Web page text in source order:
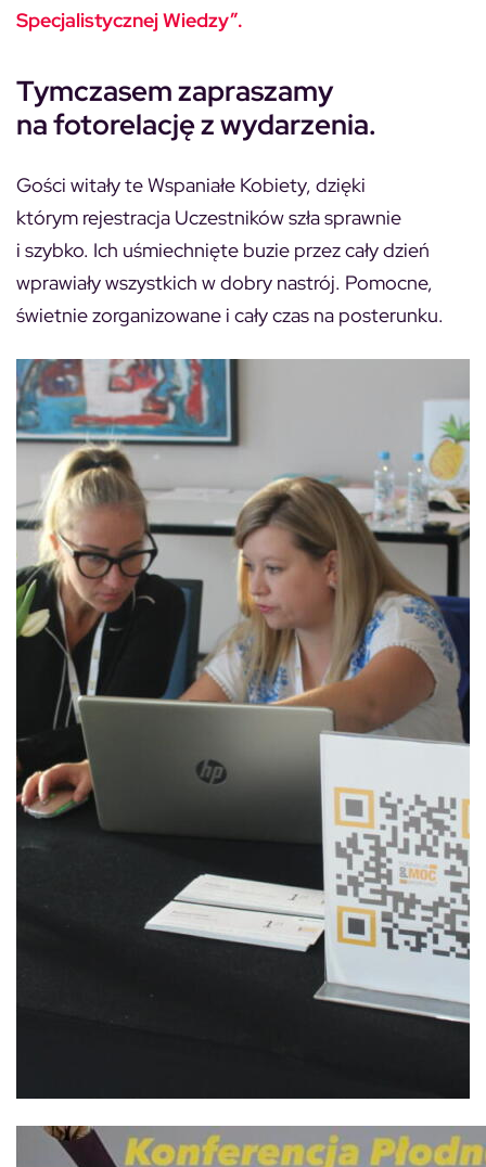
Specjalistycznej Wiedzy”.
Tymczasem zapraszamy
na fotorelację z wydarzenia.
Gości witały te Wspaniałe Kobiety, dzięki
którym rejestracja Uczestników szła sprawnie
i szybko. Ich uśmiechnięte buzie przez cały dzień
wprawiały wszystkich w dobry nastrój. Pomocne,
świetnie zorganizowane i cały czas na posterunku.